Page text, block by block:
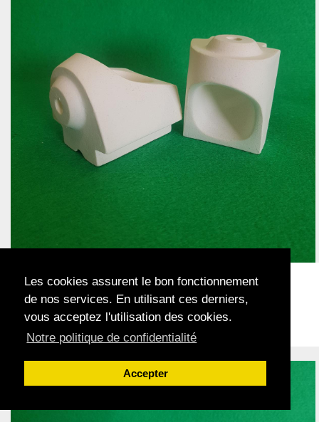
Les cookies assurent le bon fonctionnement
de nos services. En utilisant ces derniers,
vous acceptez l'utilisation des cookies.
Notre politique de confidentialité
Accepter
Réf.R1A
Creusets fusion par flamme
REITEL - Retrocast modèle A
Acheter